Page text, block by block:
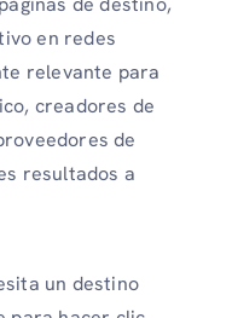
en redes
relevante para
creadores de
de
resultados a
un destino